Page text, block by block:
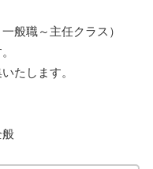
般職～主任クラス）
たします。
般